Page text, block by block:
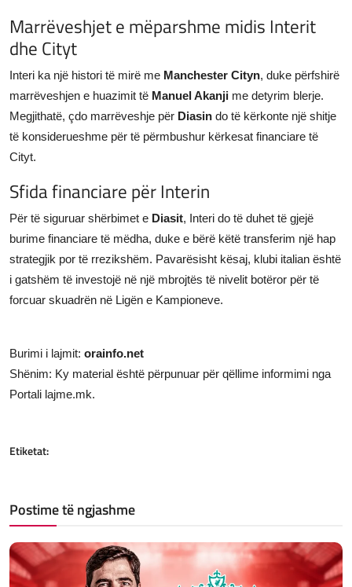
Marrëveshjet e mëparshme midis Interit
dhe Cityt
Interi ka një histori të mirë me Manchester Cityn, duke përfshirë
marrëveshjen e huazimit të Manuel Akanji me detyrim blerje.
Megjithatë, çdo marrëveshje për Diasin do të kërkonte një shitje
të konsiderueshme për të përmbushur kërkesat financiare të
Cityt.
Sfida financiare për Interin
Për të siguruar shërbimet e Diasit, Interi do të duhet të gjejë
burime financiare të mëdha, duke e bërë këtë transferim një hap
strategjik por të rrezikshëm. Pavarësisht kësaj, klubi italian është
i gatshëm të investojë në një mbrojtës të nivelit botëror për të
forcuar skuadrën në Ligën e Kampioneve.
Burimi i lajmit: orainfo.net
Shënim: Ky material është përpunuar për qëllime informimi nga
Portali lajme.mk.
Etiketat:
Postime të ngjashme